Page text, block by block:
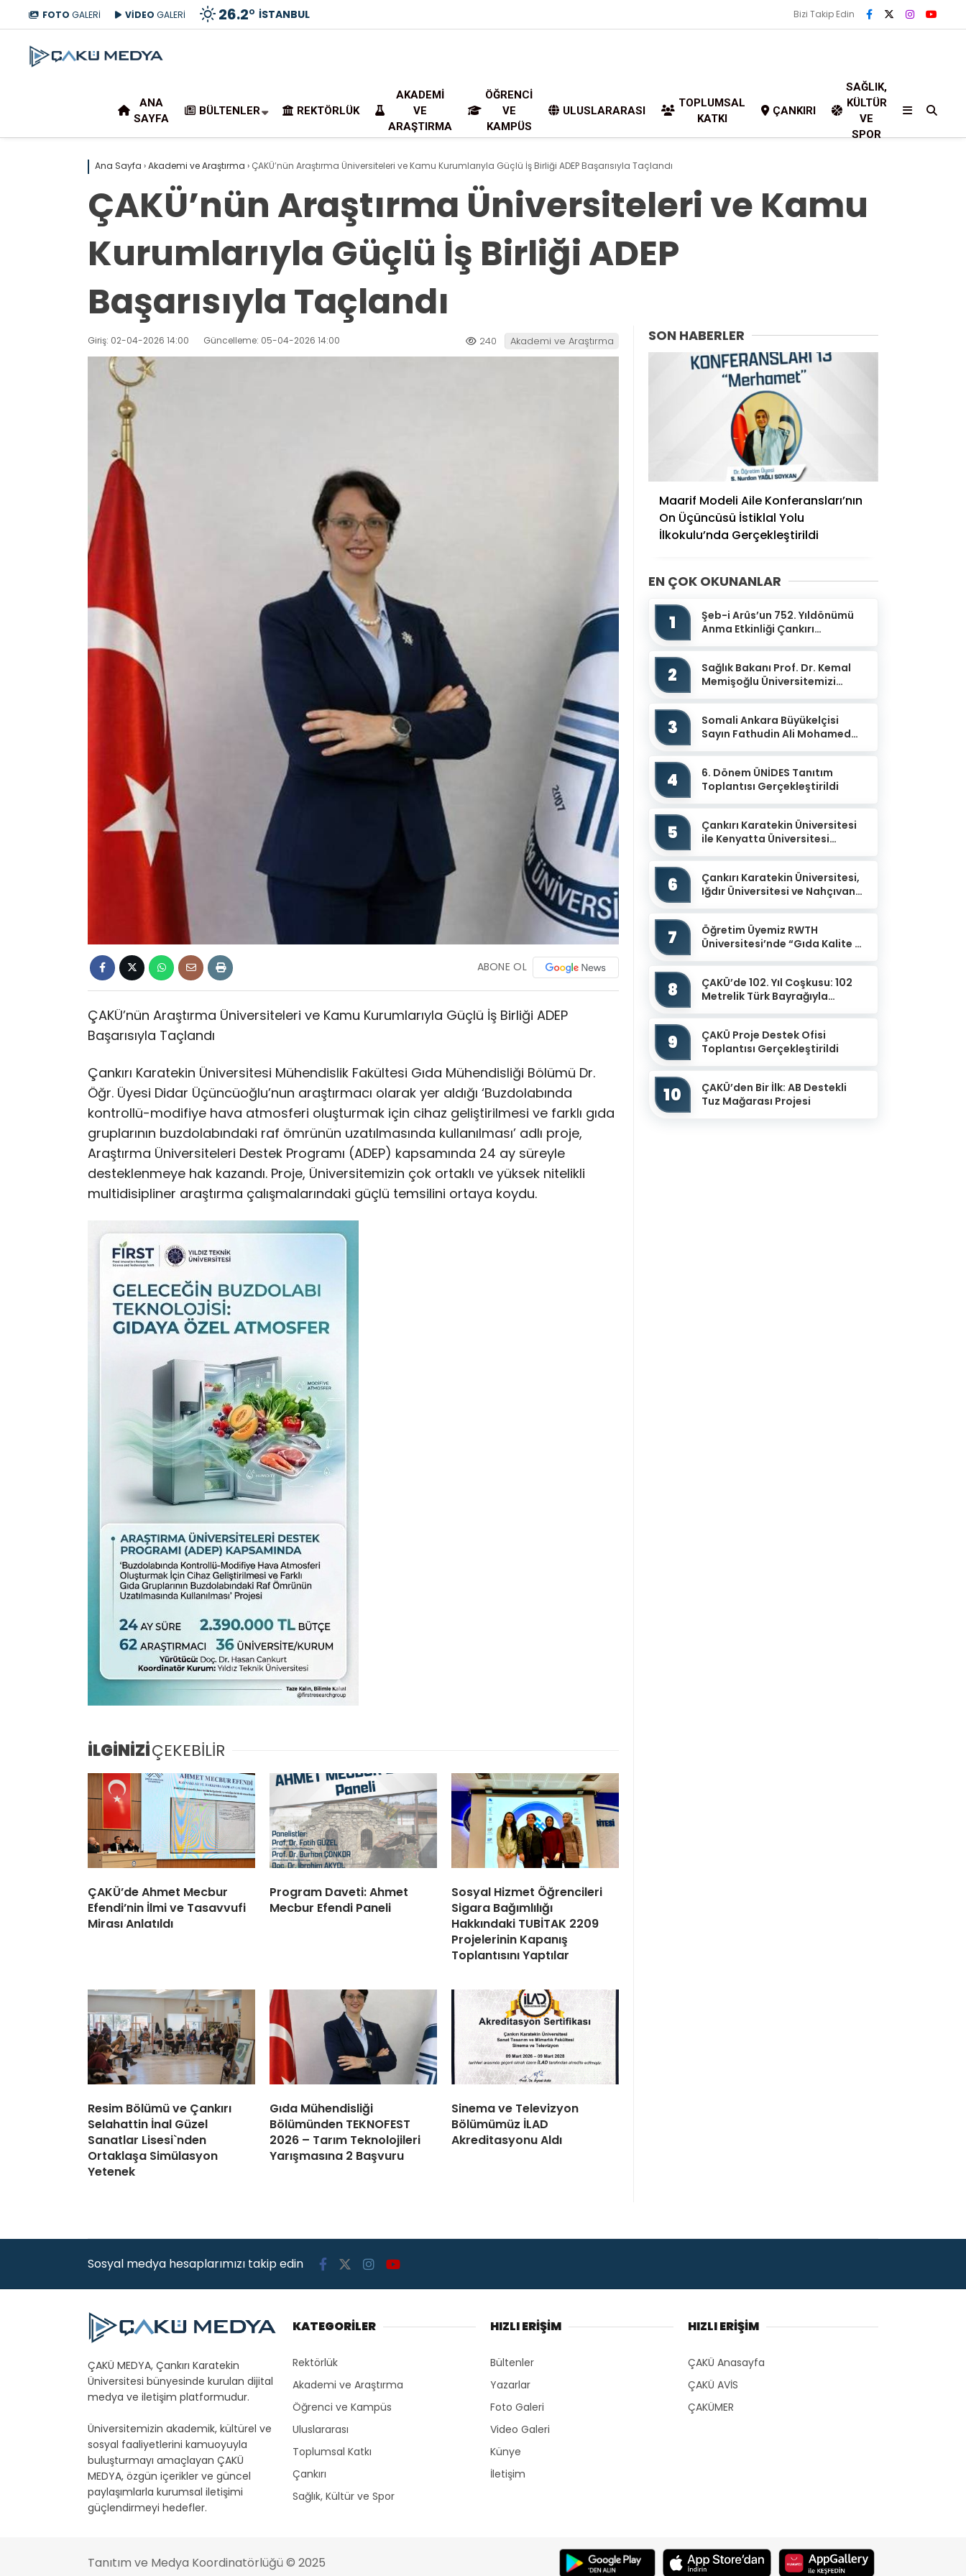
FOTO GALERİ VİDEO GALERİ 26.2° İSTANBUL Bizi Takip Edin
ANA
SAYFA
BÜLTENLER REKTÖRLÜK
AKADEMI
VE
ARAŞTIRMA
ÖĞRENCI
VE
KAMPÜS
ULUSLARARASI
TOPLUMSAL
KATKI
ÇANKIRI
SAĞLIK,
KÜLTÜR
VE
SPOR
Ana Sayfa ›Akademi ve Araştırma › ÇAKÜ’nün Araştırma Üniversiteleri ve Kamu Kurumlarıyla Güçlü İş Birliği ADEP Başarısıyla Taçlandı
ÇAKÜ’nün Araştırma Üniversiteleri ve Kamu
Kurumlarıyla Güçlü İş Birliği ADEP
Başarısıyla Taçlandı
Giriş: 02-04-2026 14:00 Güncelleme: 05-04-2026 14:00 240 Akademi ve Araştırma
ABONE OL
ÇAKÜ’nün Araştırma Üniversiteleri ve Kamu Kurumlarıyla Güçlü İş Birliği ADEP
Başarısıyla Taçlandı
Çankırı Karatekin Üniversitesi Mühendislik Fakültesi Gıda Mühendisliği Bölümü Dr.
Öğr. Üyesi Didar Üçüncüoğlu’nun araştırmacı olarak yer aldığı ‘Buzdolabında
kontrollü-modifiye hava atmosferi oluşturmak için cihaz geliştirilmesi ve farklı gıda
gruplarının buzdolabındaki raf ömrünün uzatılmasında kullanılması’ adlı proje,
Araştırma Üniversiteleri Destek Programı (ADEP) kapsamında 24 ay süreyle
desteklenmeye hak kazandı. Proje, Üniversitemizin çok ortaklı ve yüksek nitelikli
multidisipliner araştırma çalışmalarındaki güçlü temsilini ortaya koydu.
İLGİNİZİÇEKEBİLİR
ÇAKÜ’de Ahmet Mecbur
Efendi’nin İlmi ve Tasavvufi
Mirası Anlatıldı
Program Daveti: Ahmet
Mecbur Efendi Paneli
Sosyal Hizmet Öğrencileri
Sigara Bağımlılığı
Hakkındaki TUBİTAK 2209
Projelerinin Kapanış
Toplantısını Yaptılar
Resim Bölümü ve Çankırı
Selahattin İnal Güzel
Sanatlar Lisesi`nden
Ortaklaşa Simülasyon
Yetenek
Gıda Mühendisliği
Bölümünden TEKNOFEST
2026 – Tarım Teknolojileri
Yarışmasına 2 Başvuru
Sinema ve Televizyon
Bölümümüz İLAD
Akreditasyonu Aldı
SON HABERLER
Maarif Modeli Aile Konferansları’nın
On Üçüncüsü İstiklal Yolu
İlkokulu’nda Gerçekleştirildi
EN ÇOK OKUNANLAR
1
Şeb-i Arûs’un 752. Yıldönümü
Anma Etkinliği Çankırı
2
Sağlık Bakanı Prof. Dr. Kemal
Memişoğlu Üniversitemizi
3
Somali Ankara Büyükelçisi
Sayın Fathudin Ali Mohamed
4
6. Dönem ÜNİDES Tanıtım
Toplantısı Gerçekleştirildi
5
Çankırı Karatekin Üniversitesi
ile Kenyatta Üniversitesi
6
Çankırı Karatekin Üniversitesi,
Iğdır Üniversitesi ve Nahçıvan
7
Öğretim Üyemiz RWTH
Üniversitesi’nde “Gıda Kalite ve
8
ÇAKÜ’de 102. Yıl Coşkusu: 102
Metrelik Türk Bayrağıyla
9
ÇAKÜ Proje Destek Ofisi
Toplantısı Gerçekleştirildi
10
ÇAKÜ’den Bir İlk: AB Destekli
Tuz Mağarası Projesi
Sosyal medya hesaplarımızı takip edin
ÇAKÜ MEDYA, Çankırı Karatekin
Üniversitesi bünyesinde kurulan dijital
medya ve iletişim platformudur.
Üniversitemizin akademik, kültürel ve
sosyal faaliyetlerini kamuoyuyla
buluşturmayı amaçlayan ÇAKÜ
MEDYA, özgün içerikler ve güncel
paylaşımlarla kurumsal iletişimi
güçlendirmeyi hedefler.
KATEGORİLER
Rektörlük
Akademi ve Araştırma
Öğrenci ve Kampüs
Uluslararası
Toplumsal Katkı
Çankırı
Sağlık, Kültür ve Spor
HIZLI ERİŞİM
Bültenler
Yazarlar
Foto Galeri
Video Galeri
Künye
İletişim
HIZLI ERİŞİM
ÇAKÜ Anasayfa
ÇAKÜ AVİS
ÇAKÜMER
Tanıtım ve Medya Koordinatörlüğü © 2025